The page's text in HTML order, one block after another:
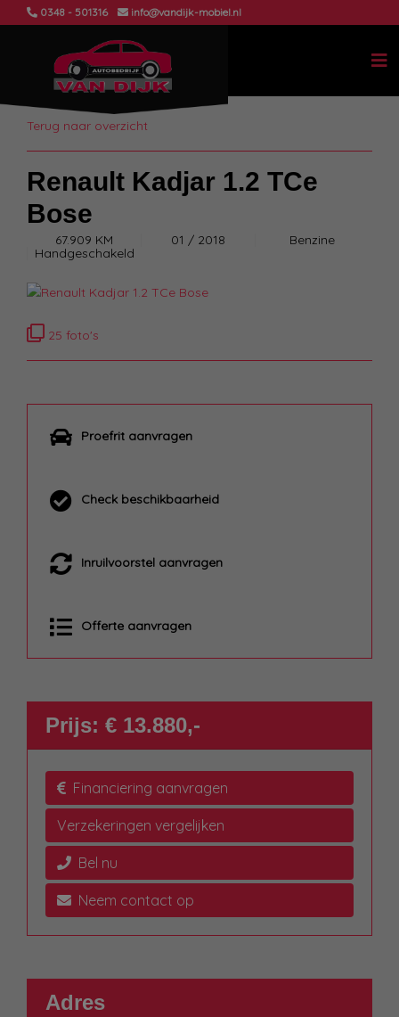
0348 - 501316 info@vandijk-mobiel.nl
Terug naar overzicht
Renault Kadjar 1.2 TCe
Bose
67.909 KM 01 / 2018
Benzine
Handgeschakeld
25 foto's
Proefrit aanvragen
Check beschikbaarheid
Inruilvoorstel aanvragen
Offerte aanvragen
Prijs: € 13.880,-
Financiering aanvragen
Verzekeringen vergelijken
Bel nu
Neem contact op
Adres